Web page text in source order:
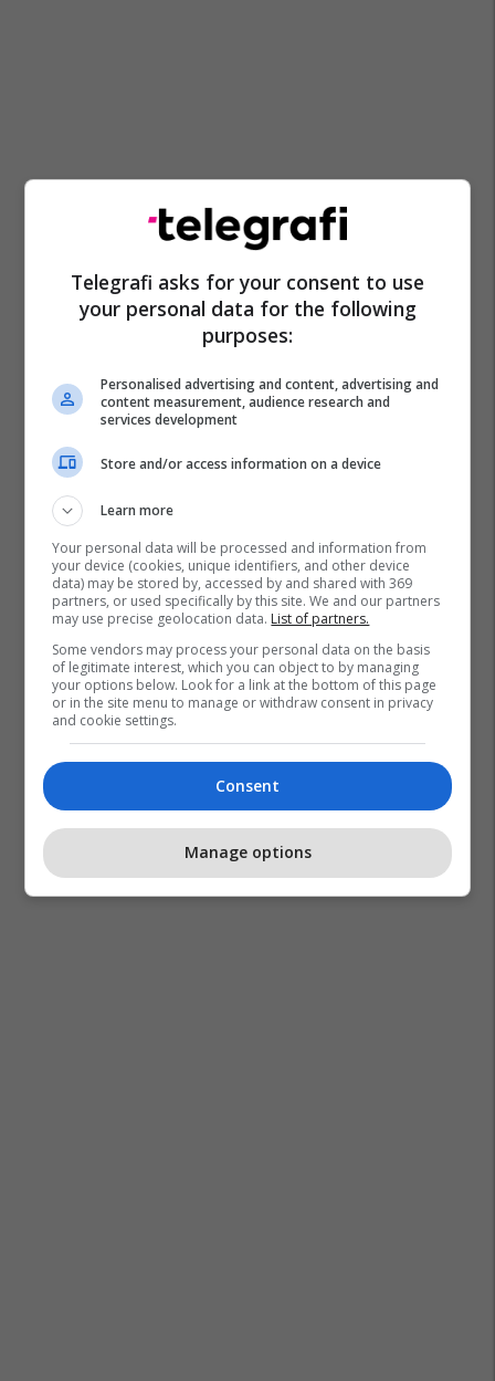
Telegrafi asks for your consent to use
your personal data for the following
purposes:
Personalised advertising and content, advertising and
content measurement, audience research and
services development
Store and/or access information on a device
Learn more
Your personal data will be processed and information from
your device (cookies, unique identifiers, and other device
data) may be stored by, accessed by and shared with 369
partners, or used specifically by this site. We and our partners
may use precise geolocation data. List of partners.
Some vendors may process your personal data on the basis
of legitimate interest, which you can object to by managing
your options below. Look for a link at the bottom of this page
or in the site menu to manage or withdraw consent in privacy
and cookie settings.
Consent
Manage options